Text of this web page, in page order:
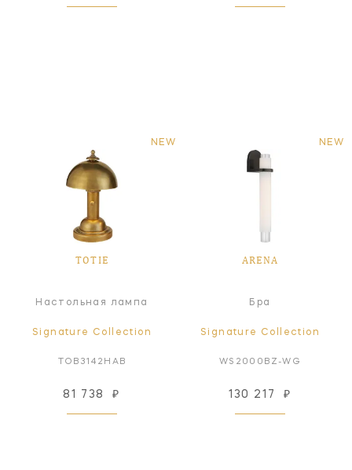
NEW
TOTIE
Настольная лампа
Signature Collection
TOB3142HAB
81 738 ₽
NEW
ARENA
Бра
Signature Collection
WS2000BZ-WG
130 217 ₽